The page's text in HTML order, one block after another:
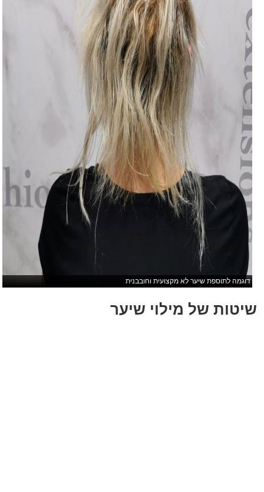
דוגמה לתוספת שיער לא מקצועית וחובבנית
שיטות של מילוי שיער